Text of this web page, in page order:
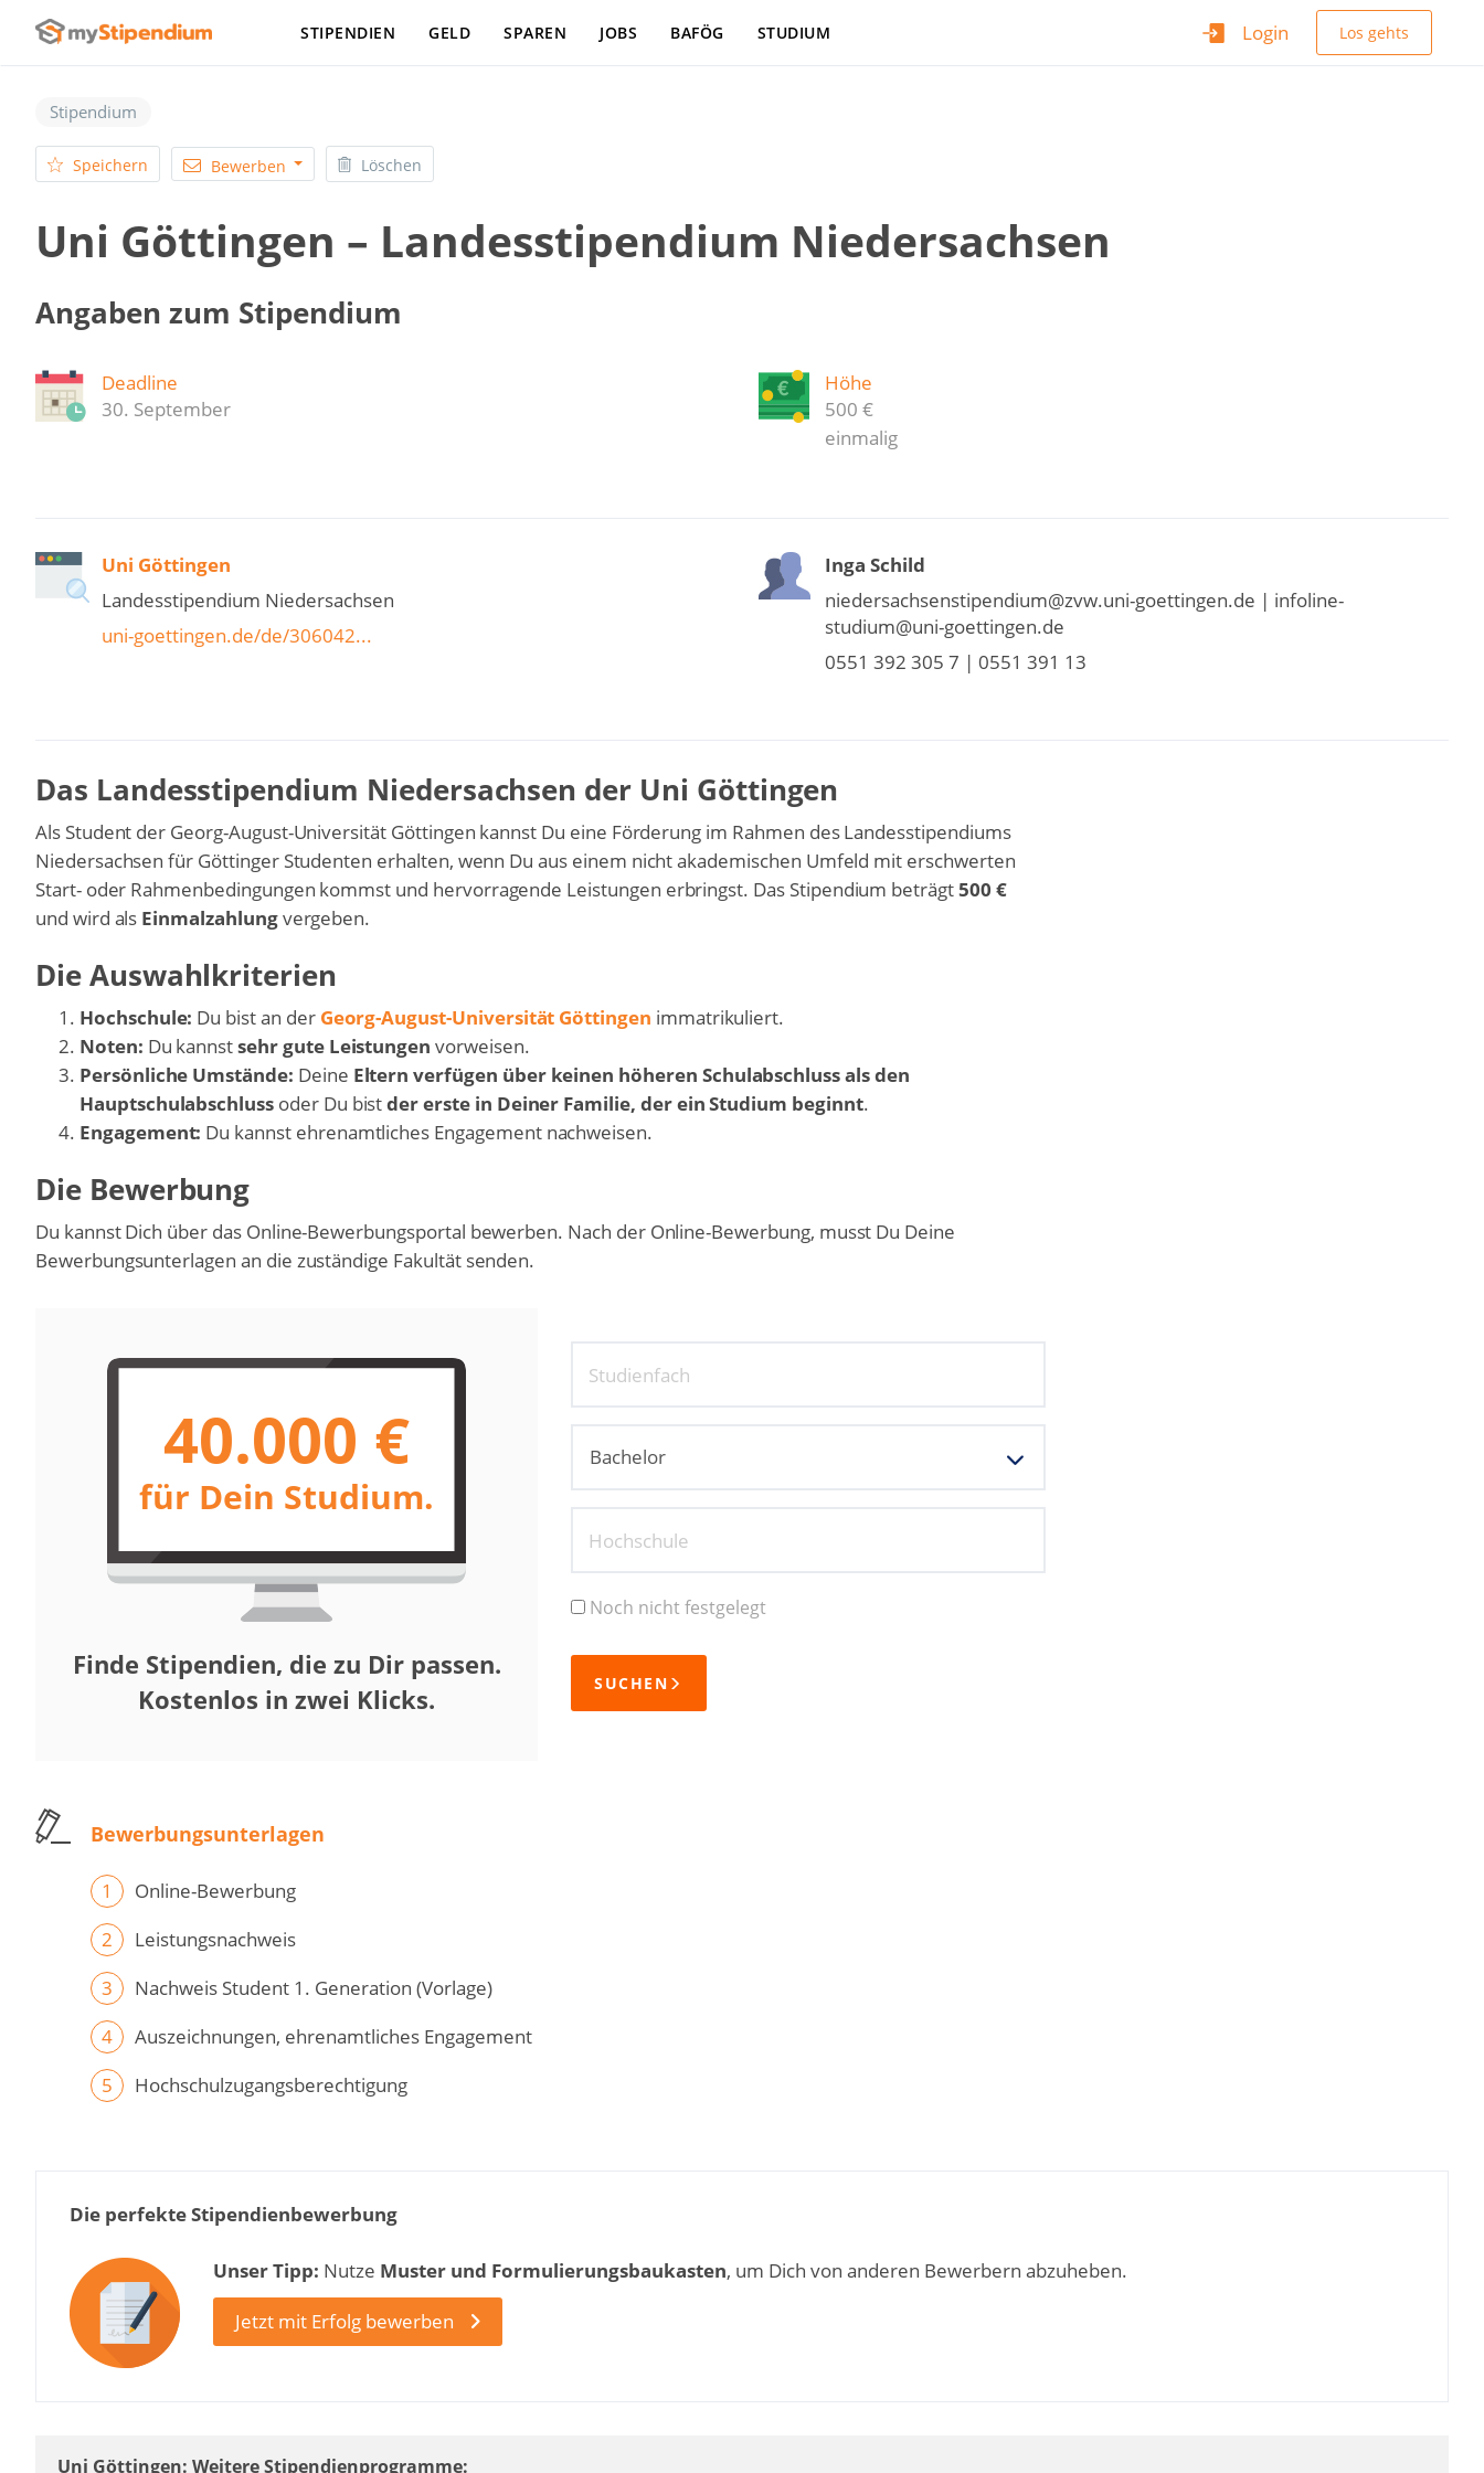
Login Los gehts
STIPENDIEN GELD SPAREN JOBS BAFÖG STUDIUM
Stipendium
Speichern Bewerben Löschen
Uni Göttingen – Landesstipendium Niedersachsen
Angaben zum Stipendium
Deadline
30. September
Höhe
500 €
einmalig
Uni Göttingen
Landesstipendium Niedersachsen
uni-goettingen.de/de/306042...
Inga Schild
niedersachsenstipendium@zvw.uni-goettingen.de | infoline-
studium@uni-goettingen.de
0551 392 305 7 | 0551 391 13
Das Landesstipendium Niedersachsen der Uni Göttingen
Als Student der Georg-August-Universität Göttingen kannst Du eine Förderung im Rahmen des Landesstipendiums
Niedersachsen für Göttinger Studenten erhalten, wenn Du aus einem nicht akademischen Umfeld mit erschwerten
Start- oder Rahmenbedingungen kommst und hervorragende Leistungen erbringst. Das Stipendium beträgt500 €
und wird als Einmalzahlungvergeben.
Die Auswahlkriterien
Hochschule: Du bist an der Georg-August-Universität Göttingen immatrikuliert.
Noten: Du kannstsehr gute Leistungen vorweisen.
Persönliche Umstände: Deine Eltern verfügen über keinen höheren Schulabschluss als den
Hauptschulabschluss oder Du bistder erste in Deiner Familie, der ein Studium beginnt.
Engagement: Du kannst ehrenamtliches Engagement nachweisen.
Die Bewerbung
Du kannst Dich über das Online-Bewerbungsportal bewerben. Nach der Online-Bewerbung, musst Du Deine
Bewerbungsunterlagen an die zuständige Fakultät senden.
40.000 €
für Dein Studium.
Finde Stipendien, die zu Dir passen.
Kostenlos in zwei Klicks.
Studienfach
Hochschule
Noch nicht festgelegt
SUCHEN
Bewerbungsunterlagen
Online-Bewerbung
Leistungsnachweis
Nachweis Student 1. Generation (Vorlage)
Auszeichnungen, ehrenamtliches Engagement
Hochschulzugangsberechtigung
Die perfekte Stipendienbewerbung
Unser Tipp: Nutze Muster und Formulierungsbaukasten, um Dich von anderen Bewerbern abzuheben.
Jetzt mit Erfolg bewerben
Uni Göttingen: Weitere Stipendienprogramme